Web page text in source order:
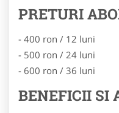
PRETURI
- 400 ron / 12 luni
- 500 ron / 24 luni
- 600 ron / 36 luni
BENEFICII SI